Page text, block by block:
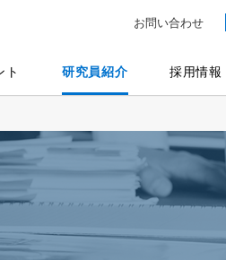
ト 研究員紹介 採用情報
お問い合わせ